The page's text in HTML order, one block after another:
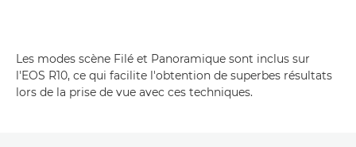
Les modes scène Filé et Panoramique sont inclus sur
l'EOS R10, ce qui facilite l'obtention de superbes résultats
lors de la prise de vue avec ces techniques.